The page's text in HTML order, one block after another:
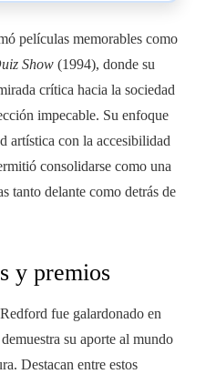
películas memorables como
Show (1994), donde su
crítica hacia la sociedad
impecable. Su enfoque
artística con la accesibilidad
consolidarse como una
tanto delante como detrás de
y premios
fue galardonado en
su aporte al mundo
Destacan entre estos